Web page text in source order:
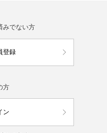
みでない方
登録
方
ン